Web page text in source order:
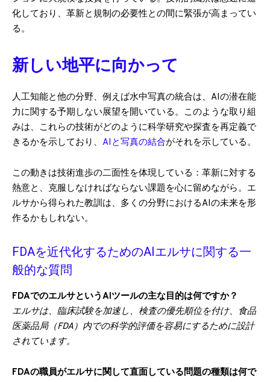
化しており、革新と規制の必要性との間に緊張が高まってい
る。
新しい地平に向かって
人工知能と他の分野、例えば水中写真の統合は、AIの潜在能
力に関する予期しない展望を開いている。このような取り組
みは、これらの技術がどのように科学研究や探査を再定義で
きるかを示しており、 AIと写真の結合がそれを示している。
この動きは技術進歩の二面性を体現している：革新に対する
熱意と、克服しなければならない課題を心に留めながら。エ
ルサから得られた教訓は、多くの分野におけるAIの未来を形
作るかもしれない。
FDAを近代化するためのAIエルサに関する一
般的な質問
FDAでのエルサというAIツールの主な目的は何ですか？
エルサは、臨床試験を加速し、検査の優先順位を付け、食品
医薬品局（FDA）内での科学的評価を容易にするために設計
されています。
FDAの職員がエルサに関して直面している問題の種類は何で